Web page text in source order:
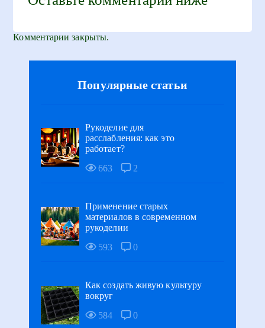
Комментарии закрыты.
Популярные статьи
Рукоделие для
расслабления: как это
работает?
663
2
Применение старых
материалов в современном
рукоделии
593
0
Как создать живую культуру
вокруг
584
0